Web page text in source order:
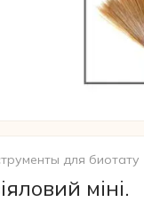
для биотату
міні.